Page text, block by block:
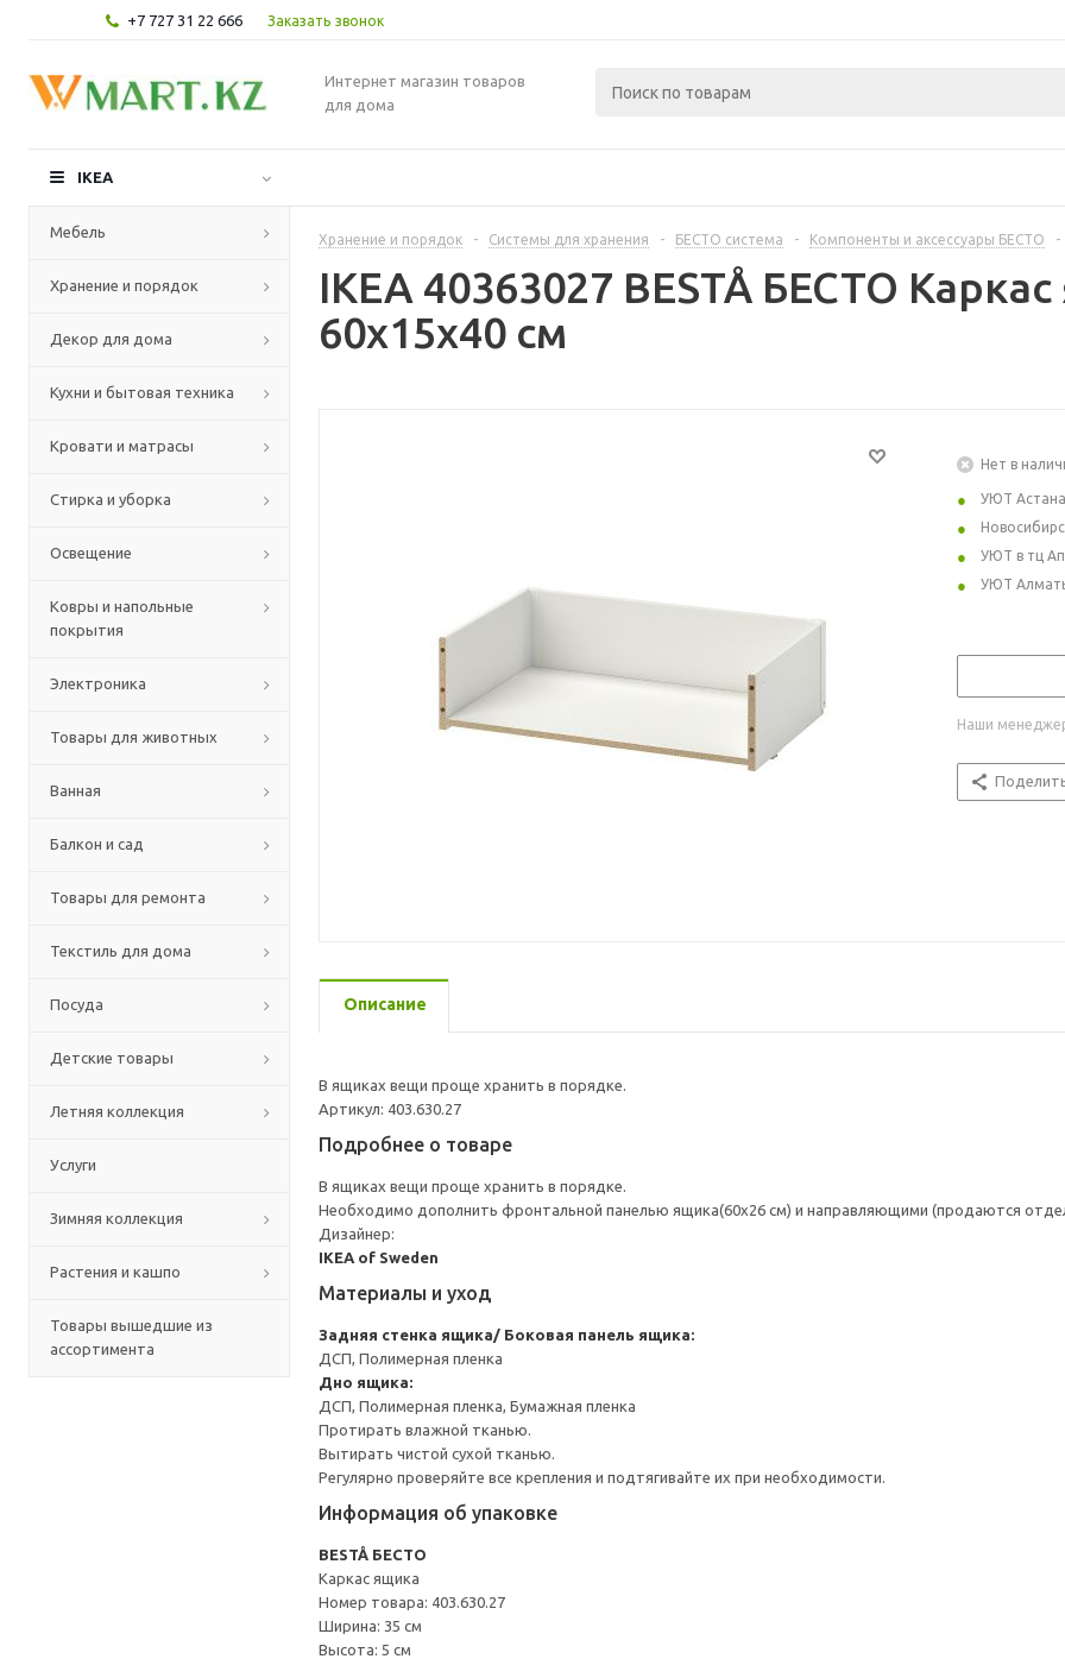
+7 727 31 22 666 Заказать звонок
Интернет магазин товаров
для дома
IKEA
Мебель
Хранение и порядок
Декор для дома
Кухни и бытовая техника
Кровати и матрасы
Стирка и уборка
Освещение
Ковры и напольные
покрытия
Электроника
Товары для животных
Ванная
Балкон и сад
Товары для ремонта
Текстиль для дома
Посуда
Детские товары
Летняя коллекция
Услуги
Зимняя коллекция
Растения и кашпо
Товары вышедшие из
ассортимента
Хранение и порядок - Системы для хранения - БЕСТО система - Компоненты и аксессуары БЕСТО -
IKEA 40363027 BESTÅ БЕСТО
60x15x40 см
Нет в
УЮТ Астана
УЮТ в тц
УЮТ
Наши
Описание
В ящиках вещи проще хранить в порядке.
Артикул: 403.630.27
Подробнее о товаре
В ящиках вещи проще хранить в порядке.
Необходимо дополнить фронтальной панелью ящика(60x26 см) и направляющими (продаются
Дизайнер:
IKEA of Sweden
Материалы и уход
Задняя стенка ящика/ Боковая панель ящика:
ДСП, Полимерная пленка
Дно ящика:
ДСП, Полимерная пленка, Бумажная пленка
Протирать влажной тканью.
Вытирать чистой сухой тканью.
Регулярно проверяйте все крепления и подтягивайте их при необходимости.
Информация об упаковке
BESTÅ БЕСТО
Каркас ящика
Номер товара: 403.630.27
Ширина: 35 см
Высота: 5 см